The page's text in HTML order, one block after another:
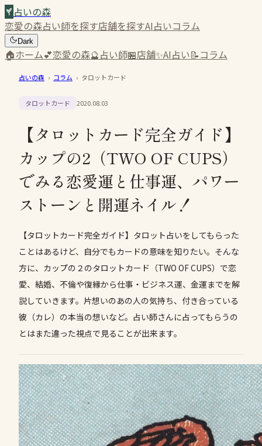
占いの森
恋愛の森占い師を探す店舗を探すAI占いコラム
Dark
🏠ホーム💕恋愛の森🔮占い師🏪店舗✨AI占い📝コラム
占いの森 › コラム › タロットカード
タロットカード 2020.08.03
【タロットカード完全ガイド】
カップの2（TWO OF CUPS）
でみる恋愛運と仕事運、パワー
ストーンと開運ネイル！
【タロットカード完全ガイド】タロット占いをしてもらった
ことはあるけど、自分でもカードの意味を知りたい。そんな
方に、カップの２のタロットカード（TWO OF CUPS）で恋
愛、結婚、不倫や復縁から仕事・ビジネス運、金運までを解
説していきます。片想いのあの人の気持ち、付き合っている
彼（カレ）の本当の想いなど。占い師さんに占ってもらうの
とはまた違った視点で見ることが出来ます。